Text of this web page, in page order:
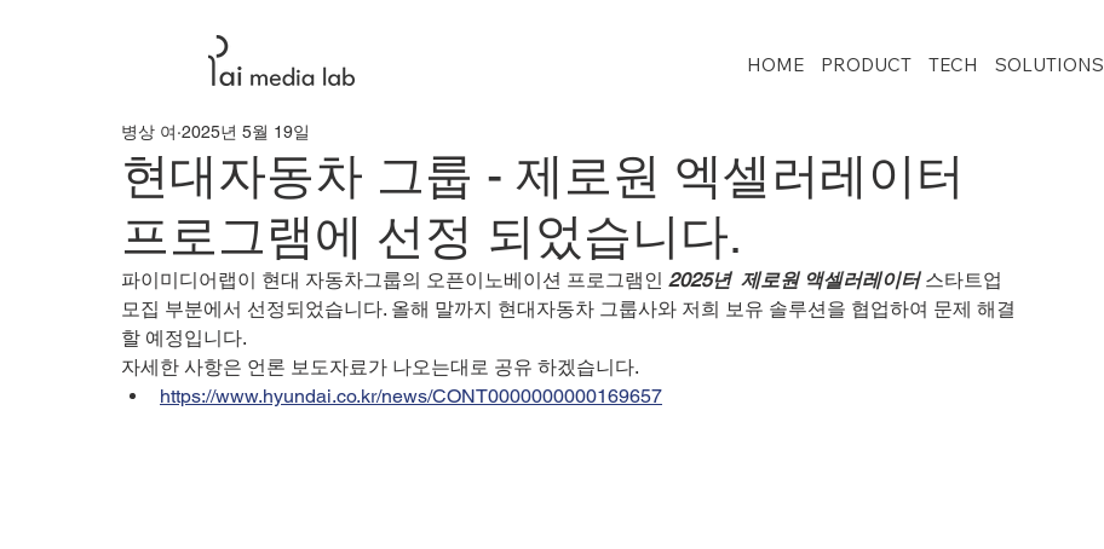
HOME PRODUCT TECH SOLUTIONS
현대자동차 그룹 - 제로원 엑셀러레이터
프로그램에 선정 되었습니다.
병상 여 2025년 5월 19일
파이미디어랩이 현대 자동차그룹의 오픈이노베이션 프로그램인 2025년  제로원 액셀러레이터 스타트업
모집 부분에서 선정되었습니다. 올해 말까지 현대자동차 그룹사와 저희 보유 솔루션을 협업하여 문제 해결
할 예정입니다.
자세한 사항은 언론 보도자료가 나오는대로 공유 하겠습니다.
https://www.hyundai.co.kr/news/CONT0000000000169657